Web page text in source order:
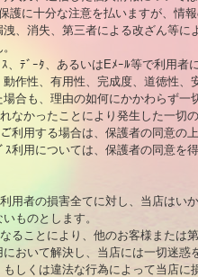
護に十分な注意を払いますが、情
、消失、第三者による改ざん等
、ﾃﾞｰﾀ、あるいはEﾒｰﾙ等で利用者
作性、有用性、完成度、道徳性
合も、理由の如何にかかわらず一
なかったことにより発生した一切
利用する場合は、保護者の同意の
利用については、保護者の同意を
用者の損害全てに対し、当店はい
ものとします。
ることにより、他のお客様または
おいて解決し、当店には一切迷惑
しくは違法な行為によって当店に